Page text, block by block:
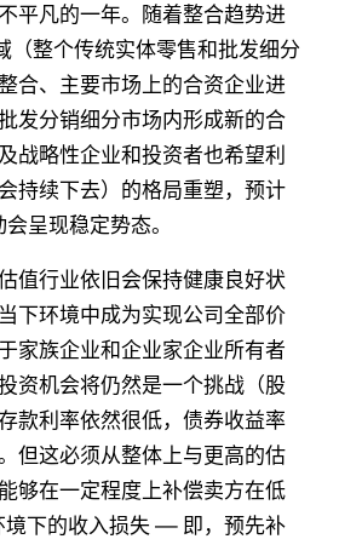
平凡的一年。随着整合趋势进
（整个传统实体零售和批发细分
合、主要市场上的合资企业进
发分销细分市场内形成新的合
战略性企业和投资者也希望利
持续下去）的格局重塑，预计
呈现稳定势态。
值行业依旧会保持健康良好状
下环境中成为实现公司全部价
家族企业和企业家企业所有者
资机会将仍然是一个挑战（股
款利率依然很低，债券收益率
但这必须从整体上与更高的估
够在一定程度上补偿卖方在低
境下的收入损失 — 即，预先补